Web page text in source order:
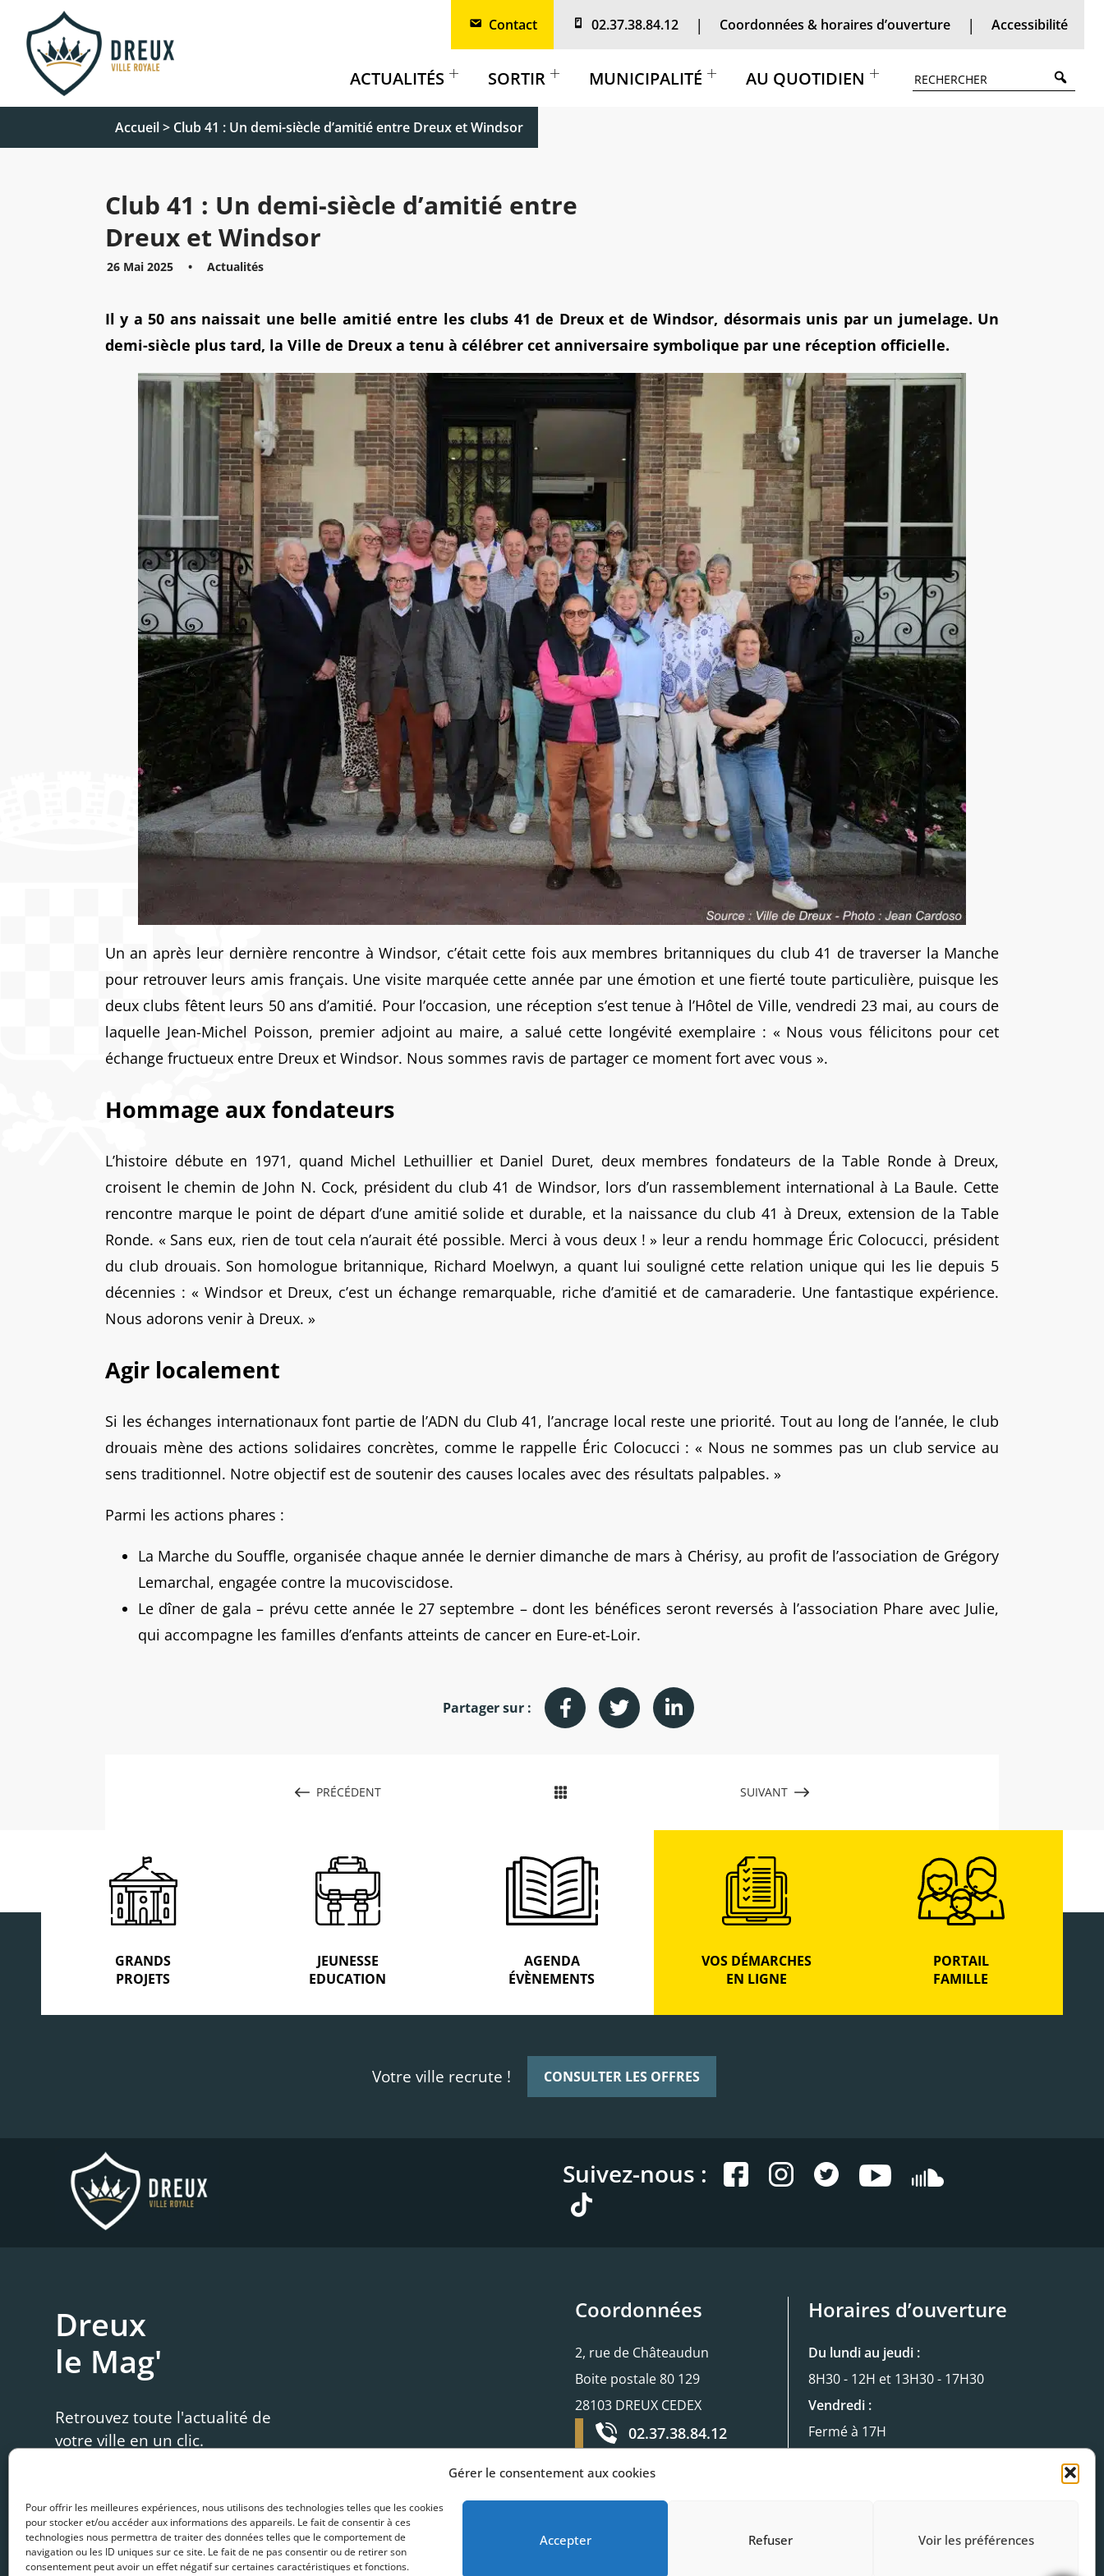
Gérer le consentement aux cookies
Pour offrir les meilleures expériences, nous utilisons des technologies telles que les cookies
pour stocker et/ou accéder aux informations des appareils. Le fait de consentir à ces
technologies nous permettra de traiter des données telles que le comportement de
navigation ou les ID uniques sur ce site. Le fait de ne pas consentir ou de retirer son
consentement peut avoir un effet négatif sur certaines caractéristiques et fonctions.
Accepter Refuser Voir les préférences
Contact 02.37.38.84.12 Coordonnées & horaires d’ouverture Accessibilité
ACTUALITÉS SORTIR MUNICIPALITÉ AU QUOTIDIEN
Accueil> Club 41 : Un demi-siècle d’amitié entre Dreux et Windsor
Club 41 : Un demi-siècle d’amitié entre
Dreux et Windsor
26 Mai 2025 • Actualités
Il y a 50 ans naissait une belle amitié entre les clubs 41 de Dreux et de Windsor, désormais unis par un jumelage. Un
demi-siècle plus tard, la Ville de Dreux a tenu à célébrer cet anniversaire symbolique par une réception officielle.
Un an après leur dernière rencontre à Windsor, c’était cette fois aux membres britanniques du club 41 de traverser la Manche
pour retrouver leurs amis français. Une visite marquée cette année par une émotion et une fierté toute particulière, puisque les
deux clubs fêtent leurs 50 ans d’amitié. Pour l’occasion, une réception s’est tenue à l’Hôtel de Ville, vendredi 23 mai, au cours de
laquelle Jean-Michel Poisson, premier adjoint au maire, a salué cette longévité exemplaire : « Nous vous félicitons pour cet
échange fructueux entre Dreux et Windsor. Nous sommes ravis de partager ce moment fort avec vous ».
Hommage aux fondateurs
L’histoire débute en 1971, quand Michel Lethuillier et Daniel Duret, deux membres fondateurs de la Table Ronde à Dreux,
croisent le chemin de John N. Cock, président du club 41 de Windsor, lors d’un rassemblement international à La Baule. Cette
rencontre marque le point de départ d’une amitié solide et durable, et la naissance du club 41 à Dreux, extension de la Table
Ronde. « Sans eux, rien de tout cela n’aurait été possible. Merci à vous deux ! » leur a rendu hommage Éric Colocucci, président
du club drouais. Son homologue britannique, Richard Moelwyn, a quant lui souligné cette relation unique qui les lie depuis 5
décennies : « Windsor et Dreux, c’est un échange remarquable, riche d’amitié et de camaraderie. Une fantastique expérience.
Nous adorons venir à Dreux. »
Agir localement
Si les échanges internationaux font partie de l’ADN du Club 41, l’ancrage local reste une priorité. Tout au long de l’année, le club
drouais mène des actions solidaires concrètes, comme le rappelle Éric Colocucci : « Nous ne sommes pas un club service au
sens traditionnel. Notre objectif est de soutenir des causes locales avec des résultats palpables. »
Parmi les actions phares :
La Marche du Souffle, organisée chaque année le dernier dimanche de mars à Chérisy, au profit de l’association de Grégory
Lemarchal, engagée contre la mucoviscidose.
Le dîner de gala – prévu cette année le 27 septembre – dont les bénéfices seront reversés à l’association Phare avec Julie,
qui accompagne les familles d’enfants atteints de cancer en Eure-et-Loir.
Partager sur :
PRÉCÉDENT SUIVANT
GRANDS
PROJETS
JEUNESSE
EDUCATION
AGENDA
ÉVÈNEMENTS
VOS DÉMARCHES
EN LIGNE
PORTAIL
FAMILLE
Votre ville recrute ! CONSULTER LES OFFRES
Suivez-nous :
Dreux
le Mag'
Retrouvez toute l'actualité de
votre ville en un clic.
VOIR TOUTES LES PUBLICATIONS →
Coordonnées
2, rue de Châteaudun
Boite postale 80 129
28103 DREUX CEDEX
02.37.38.84.12
Horaires d’ouverture
Du lundi au jeudi :
8H30 - 12H et 13H30 - 17H30
Vendredi :
Fermé à 17H